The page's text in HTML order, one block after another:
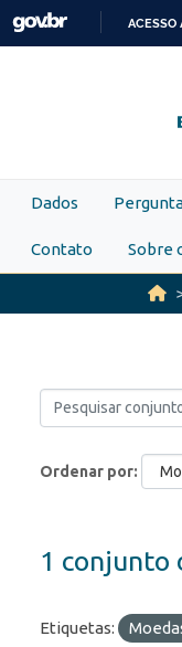
Skip to main content
ACESSO
Dados
Contato Sobre
Ordenar por
1 conjunto
Etiquetas: